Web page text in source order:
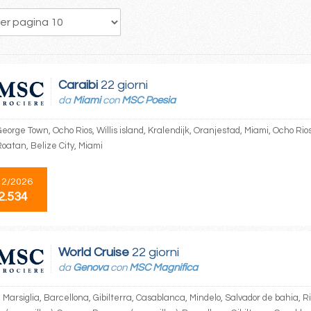
358 359 361
Caraibi 22 giorni
da Miamicon MSC Poesia
Town, Ocho Rios, Willis island, Kralendijk, Oranjestad, Miami, Ocho
Belize City, Miami
2026
World Cruise 22 giorni
da Genovacon MSC Magnifica
Marsiglia, Barcellona, Gibilterra, Casablanca, Mindelo, Salvador de bahia,